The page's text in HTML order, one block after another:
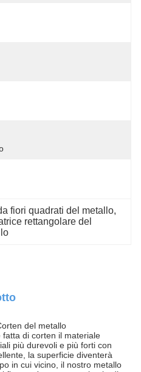
fiori quadrati del metallo,
rettangolare del
del metallo
di corten il materiale
più durevoli e più forti con
la superficie diventerà
in cui vicino, il nostro metallo